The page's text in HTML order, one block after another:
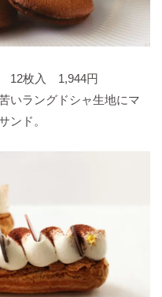
12枚入 1,944円
いラングドシャ生地にマ
ンド。